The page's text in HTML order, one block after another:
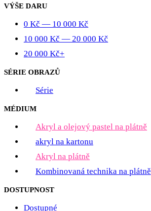
VÝŠE DARU
0 Kč — 10 000 Kč
10 000 Kč — 20 000 Kč
20 000 Kč+
SÉRIE OBRAZŮ
Série
MÉDIUM
Akryl a olejový pastel na plátně
akryl na kartonu
Akryl na plátně
Kombinovaná technika na plátně
DOSTUPNOST
Dostupné